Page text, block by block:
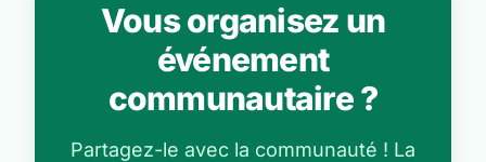
Vous organisez un
événement
communautaire ?
Partagez-le avec la communauté ! La